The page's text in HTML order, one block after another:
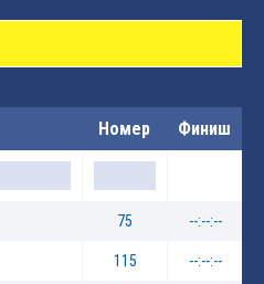
Номер Финиш
75 --:--:--
115 --:--:--